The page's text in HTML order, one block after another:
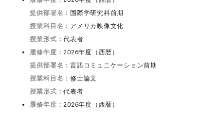
提供部署名： 国際学研究科前期
授業科目名： アメリカ映像文化
授業形式：代表者
履修年度： 2026年度（西暦）
提供部署名：言語コミュニケーション前期
授業科目名：修士論文
授業形式：代表者
履修年度： 2026年度（西暦）